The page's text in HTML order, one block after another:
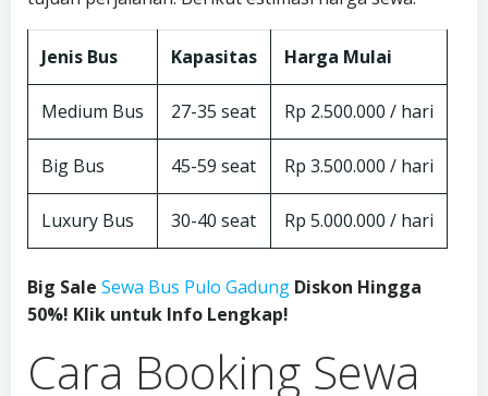
Jenis Bus Kapasitas Harga Mulai
Medium Bus 27-35 seat Rp 2.500.000 / hari
Big Bus 45-59 seat Rp 3.500.000 / hari
Luxury Bus 30-40 seat Rp 5.000.000 / hari
Big Sale Sewa Bus Pulo Gadung Diskon Hingga
50%! Klik untuk Info Lengkap!
Cara Booking Sewa